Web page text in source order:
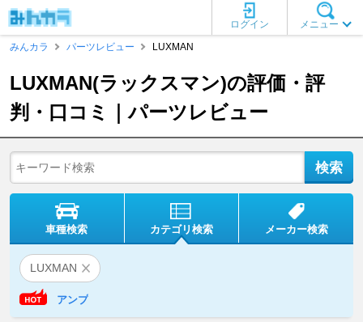
メニュー
ログイン
みんカラ
パーツレビュー LUXMAN
LUXMAN(ラックスマン)の評価・評
判・口コミ｜パーツレビュー
車種検索 カテゴリ検索 メーカー検索
LUXMAN
アンプ